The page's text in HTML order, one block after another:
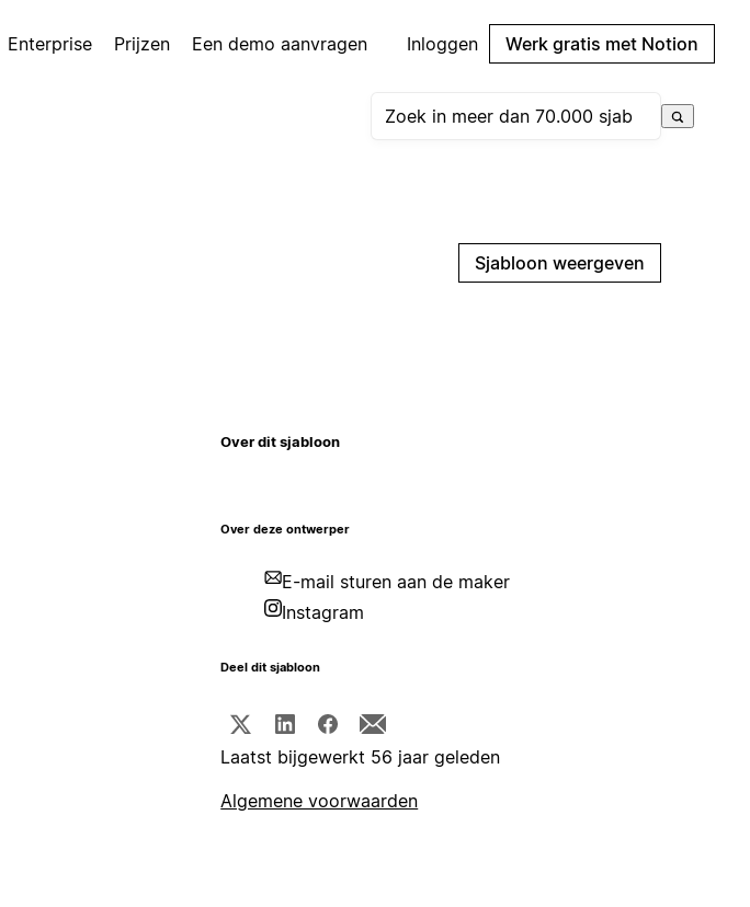
Enterprise Prijzen Een demo aanvragen Inloggen Werk gratis met Notion
Sjabloon weergeven
Over dit sjabloon
Over deze ontwerper
E-mail sturen aan de maker
Instagram
Deel dit sjabloon
Laatst bijgewerkt 56 jaar geleden
Algemene voorwaarden